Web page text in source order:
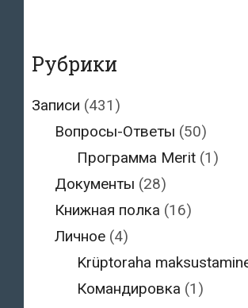
Рубрики
Записи (431)
Вопросы-Ответы (50)
Программа Merit (1)
Документы (28)
Книжная полка (16)
Личное(4)
Krüptoraha
Командировка (1)